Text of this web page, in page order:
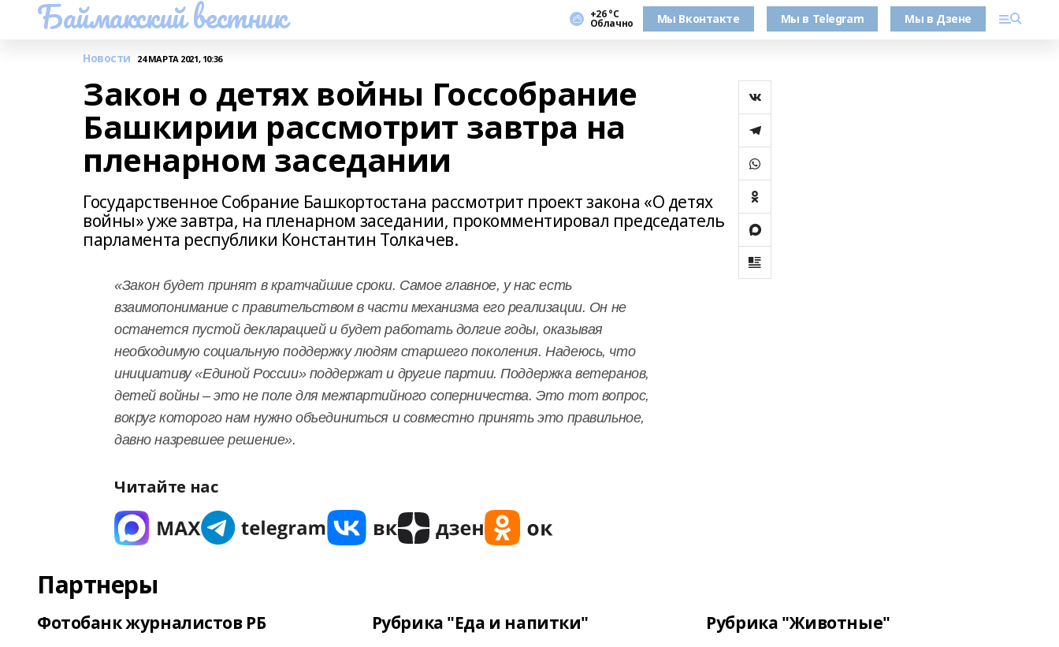
Баймакский вестник +26 °С
Облачно Мы Вконтакте Мы в Telegram Мы в Дзене
Новости 24 МАРТА 2021, 10:36
Закон о детях войны Госсобрание
Башкирии рассмотрит завтра на
пленарном заседании
Государственное Собрание Башкортостана рассмотрит проект закона «О детях
войны» уже завтра, на пленарном заседании, прокомментировал председатель
парламента республики Константин Толкачев.
«Закон будет принят в кратчайшие сроки. Самое главное, у нас есть
взаимопонимание с правительством в части механизма его реализации. Он не
останется пустой декларацией и будет работать долгие годы, оказывая
необходимую социальную поддержку людям старшего поколения. Надеюсь, что
инициативу «Единой России» поддержат и другие партии. Поддержка ветеранов,
детей войны – это не поле для межпартийного соперничества. Это тот вопрос,
вокруг которого нам нужно объединиться и совместно принять это правильное,
давно назревшее решение».
Читайте нас
Партнеры
Фотобанк журналистов РБ Рубрика "Еда и напитки" Рубрика "Животные"